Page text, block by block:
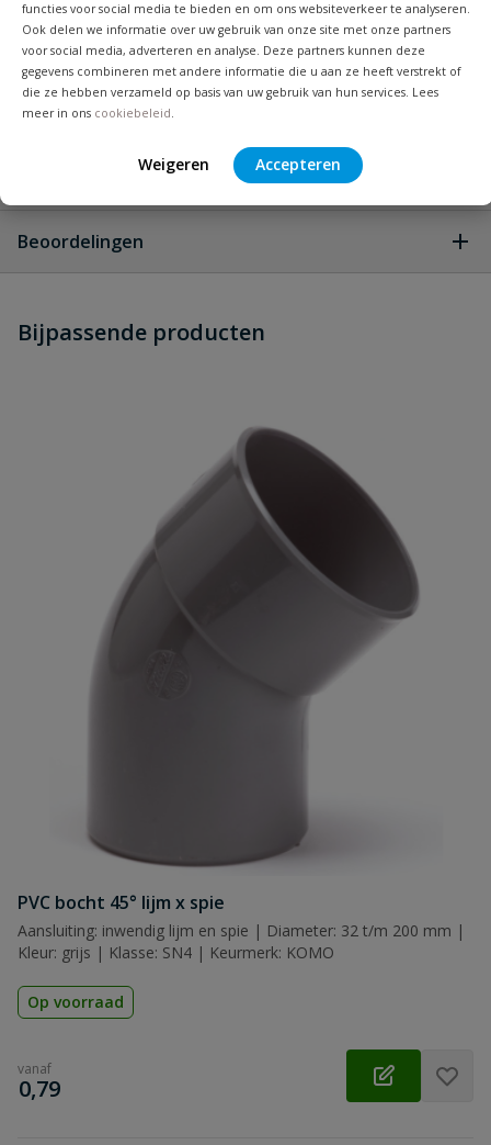
functies voor social media te bieden en om ons websiteverkeer te analyseren.
Ook delen we informatie over uw gebruik van onze site met onze partners
voor social media, adverteren en analyse. Deze partners kunnen deze
gegevens combineren met andere informatie die u aan ze heeft verstrekt of
die ze hebben verzameld op basis van uw gebruik van hun services. Lees
meer in ons cookiebeleid.
Weigeren Accepteren
Materiaal PVC
Merknaam Pipelife
Vraag en antwoord
dit product?
Beoordelingen
Schrijf zelf een beoordeling
Beoordeling versturen
Bijpassende producten
PVC bocht 45° lijm x spie
Aansluiting: inwendig lijm en spie | Diameter: 32 t/m 200 mm |
Kleur: grijs | Klasse: SN4 | Keurmerk: KOMO
Op voorraad
vanaf
€
0,79